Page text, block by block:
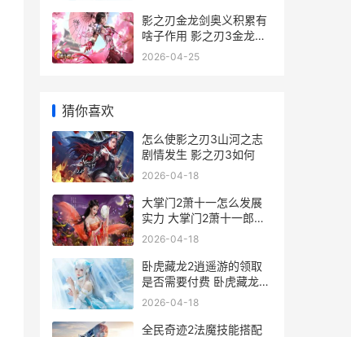
影之刃金龙剑奥义积累有
啥子作用 影之刃3金龙剑
一刀流
2026-04-25
猜你喜欢
怎么使影之刃3山河之志
剧情发生 影之刃3如何
2026-04-18
大掌门2萧十一怎么发展
实力 大掌门2萧十一郎极
限流
2026-04-18
卧虎藏龙2逍遥游的领取
是否需要付费 卧虎藏龙2
怎么样
2026-04-18
全民奇迹2法魔技能搭配